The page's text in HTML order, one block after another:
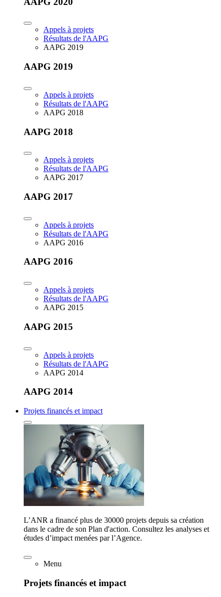
Appels à projets
Résultats de l'AAPG
AAPG 2019
AAPG 2019
Appels à projets
Résultats de l'AAPG
AAPG 2018
AAPG 2018
Appels à projets
Résultats de l'AAPG
AAPG 2017
AAPG 2017
Appels à projets
Résultats de l'AAPG
AAPG 2016
AAPG 2016
Appels à projets
Résultats de l'AAPG
AAPG 2015
AAPG 2015
Appels à projets
Résultats de l'AAPG
AAPG 2014
AAPG 2014
Projets financés et impact
L’ANR a financé plus de 30000 projets depuis sa création
dans le cadre de son Plan d'action. Consultez les analyses et
études d’impact menées par l’Agence.
Menu
Projets financés et impact